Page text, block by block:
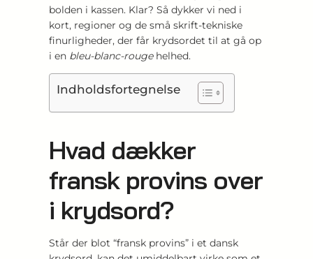
bolden i kassen. Klar? Så dykker vi ned i
kort, regioner og de små skrift-tekniske
finurligheder, der får krydsordet til at gå op
i en bleu-blanc-rougehelhed.
Indholdsfortegnelse
Hvad dækker
fransk provins over
i krydsord?
Står der blot “fransk provins” i et dansk